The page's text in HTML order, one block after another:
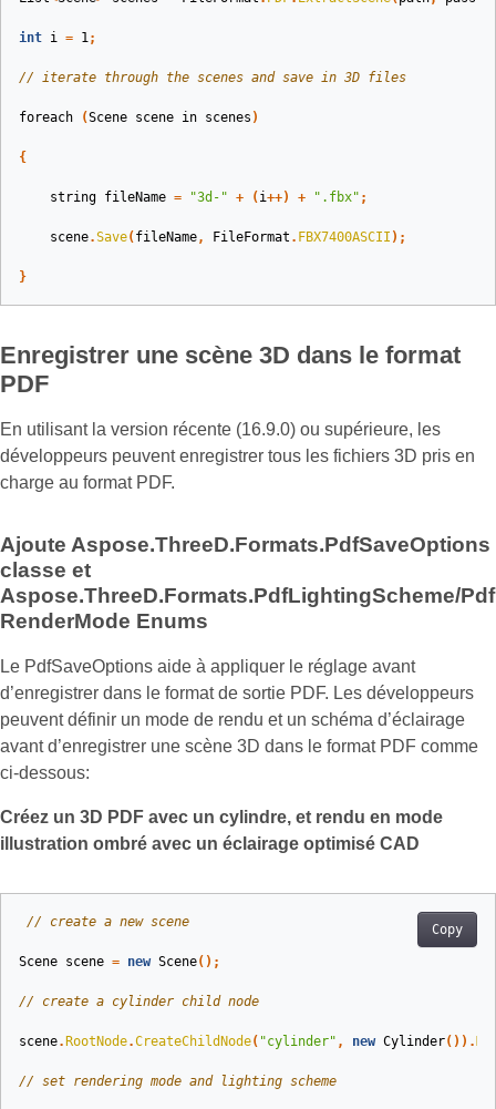
int i = 1;
// iterate through the scenes and save in 3D files
foreach (Scene scene in scenes )
{
string fileName = "3d-" + ( i++) + ".fbx" ;
scene.Save( fileName, FileFormat . FBX7400ASCII );
}
Enregistrer une scène 3D dans le format
PDF
En utilisant la version récente (16.9.0) ou supérieure, les
développeurs peuvent enregistrer tous les fichiers 3D pris en
charge au format PDF.
Ajoute Aspose.ThreeD.Formats.PdfSaveOptions
classe et
Aspose.ThreeD.Formats.PdfLightingScheme/Pdf
RenderMode Enums
Le PdfSaveOptions aide à appliquer le réglage avant
d’enregistrer dans le format de sortie PDF. Les développeurs
peuvent définir un mode de rendu et un schéma d’éclairage
avant d’enregistrer une scène 3D dans le format PDF comme
ci-dessous:
Créez un 3D PDF avec un cylindre, et rendu en mode
illustration ombré avec un éclairage optimisé CAD
Copy
// create a new scene
Scene scene = new Scene();
// create a cylinder child node
scene. RootNode.CreateChildNode( "cylinder" , new Cylinder()).
// set rendering mode and lighting scheme